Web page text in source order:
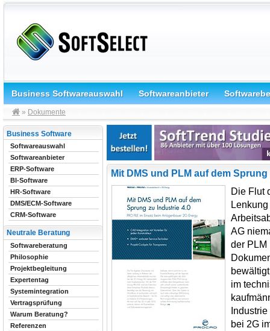
Business Softwareauswahl Softwareanbieter
» Dokumente
Mit DMS und PLM auf dem
Die Flut
AG
der PLM
im
bei 2G
Business Software
Softwareauswahl
Softwareanbieter
ERP-Software
BI-Software
HR-Software
DMS/ECM-Software
CRM-Software
Neutrale Beratung
Softwareberatung
Philosophie
Projektbegleitung
Expertentag
Systemintegration
Vertragsprüfung
Warum Beratung?
Referenzen